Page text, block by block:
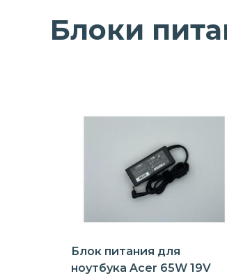
Блоки
Блок питания для
ноутбука Acer 65W 19V